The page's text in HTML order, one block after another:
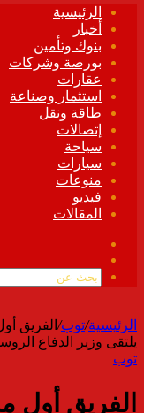
الرئيسية
أخبار
بنوك وتأمين
بورصة وشركات
عقارات
استثمار وصناعة
طاقة ونقل
إتصالات
سياحة
سيارات
منوعات
فيديو
المقالات
الموقع
الرئيسية/توب/ الفريق
يلتقى وزير الدفاع
توب
الفريق أول